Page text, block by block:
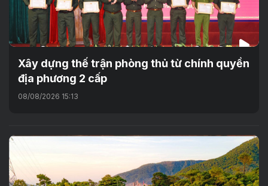
Xây dựng thế trận phòng thủ từ chính quyền
địa phương 2 cấp
08/08/2026 15:13